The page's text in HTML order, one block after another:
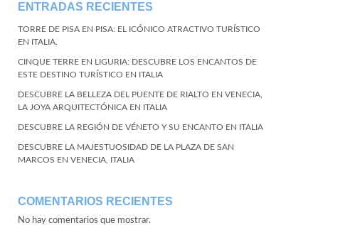
ENTRADAS RECIENTES
TORRE DE PISA EN PISA: EL ICÓNICO ATRACTIVO TURÍSTICO
EN ITALIA.
CINQUE TERRE EN LIGURIA: DESCUBRE LOS ENCANTOS DE
ESTE DESTINO TURÍSTICO EN ITALIA
DESCUBRE LA BELLEZA DEL PUENTE DE RIALTO EN VENECIA,
LA JOYA ARQUITECTÓNICA EN ITALIA
DESCUBRE LA REGIÓN DE VÉNETO Y SU ENCANTO EN ITALIA
DESCUBRE LA MAJESTUOSIDAD DE LA PLAZA DE SAN
MARCOS EN VENECIA, ITALIA
COMENTARIOS RECIENTES
No hay comentarios que mostrar.